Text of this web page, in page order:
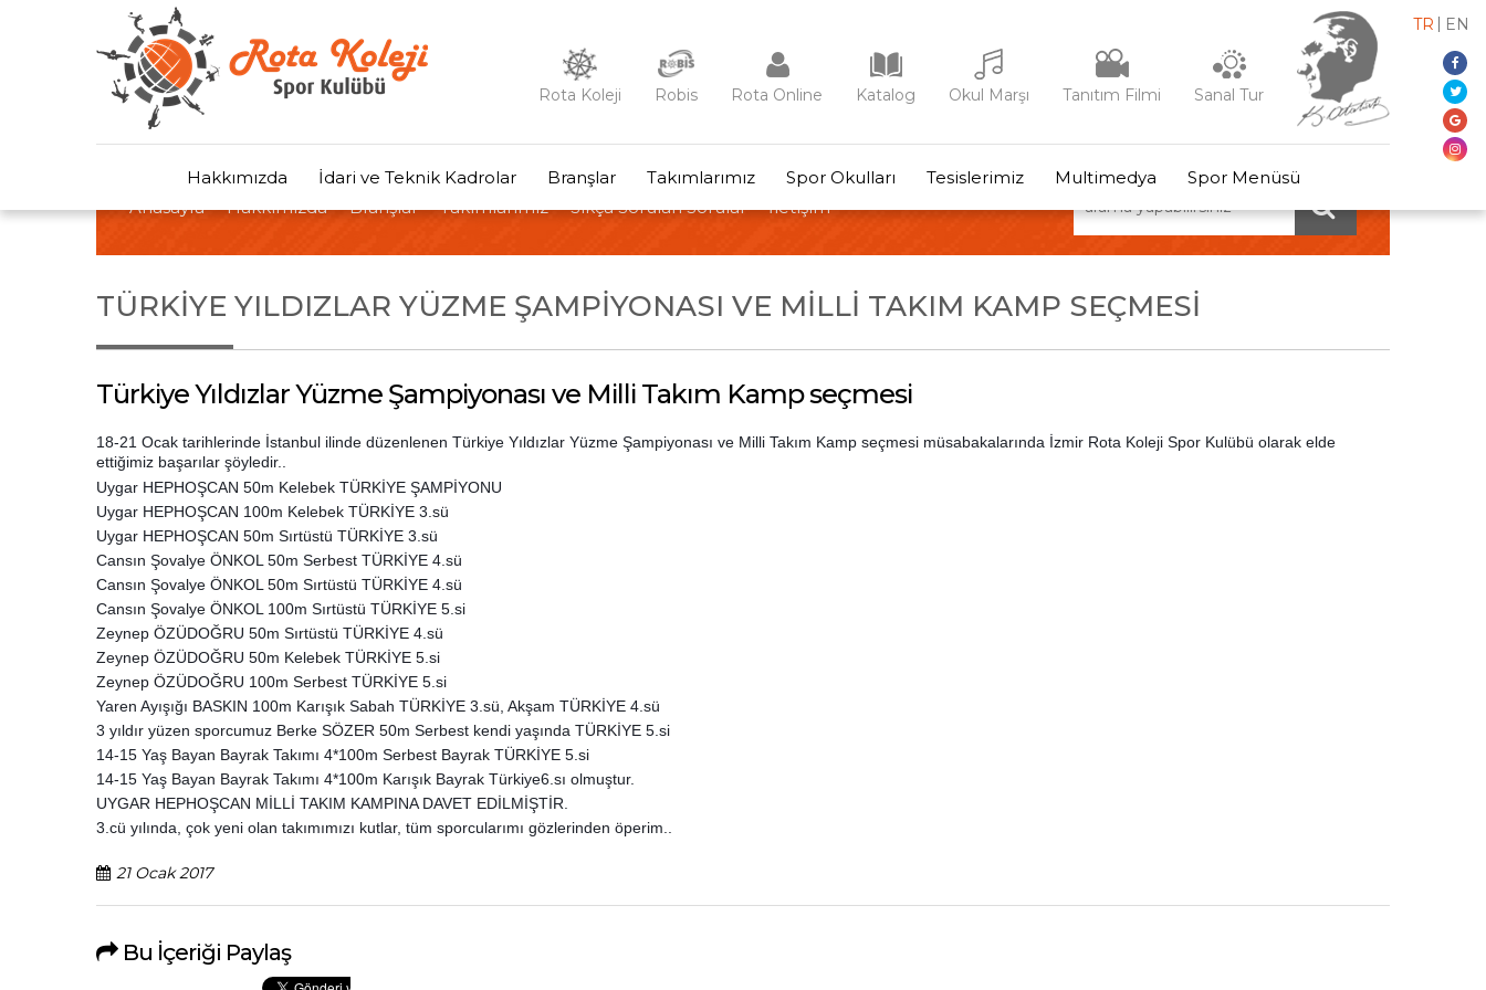
TR EN
Rota Koleji Robis Rota Online Katalog Okul Marşı Tanıtım Filmi Sanal Tur
Hakkımızda İdari ve Teknik Kadrolar Branşlar Takımlarımız Spor Okulları Tesislerimiz Multimedya
Spor Menüsü
Anasayfa
Hakkımızda Branşlar Takımlarımız Sıkça Sorulan Sorular İletişim
TÜRKIYE YILDIZLAR YÜZME ŞAMPIYONASI VE MILLI TAKIM KAMP SEÇMESI
Türkiye Yıldızlar Yüzme Şampiyonası ve Milli Takım Kamp seçmesi
18-21 Ocak tarihlerinde İstanbul ilinde düzenlenen Türkiye Yıldızlar Yüzme Şampiyonası ve Milli Takım Kamp seçmesi müsabakalarında İzmir Rota Koleji Spor Kulübü olarak elde
ettiğimiz başarılar şöyledir..
Uygar HEPHOŞCAN 50m Kelebek TÜRKİYE ŞAMPİYONU
Uygar HEPHOŞCAN 100m Kelebek TÜRKİYE 3.sü
Uygar HEPHOŞCAN 50m Sırtüstü TÜRKİYE 3.sü
Cansın Şovalye ÖNKOL 50m Serbest TÜRKİYE 4.sü
Cansın Şovalye ÖNKOL 50m Sırtüstü TÜRKİYE 4.sü
Cansın Şovalye ÖNKOL 100m Sırtüstü TÜRKİYE 5.si
Zeynep ÖZÜDOĞRU 50m Sırtüstü TÜRKİYE 4.sü
Zeynep ÖZÜDOĞRU 50m Kelebek TÜRKİYE 5.si
Zeynep ÖZÜDOĞRU 100m Serbest TÜRKİYE 5.si
Yaren Ayışığı BASKIN 100m Karışık Sabah TÜRKİYE 3.sü, Akşam TÜRKİYE 4.sü
3 yıldır yüzen sporcumuz Berke SÖZER 50m Serbest kendi yaşında TÜRKİYE 5.si
14-15 Yaş Bayan Bayrak Takımı 4*100m Serbest Bayrak TÜRKİYE 5.si
14-15 Yaş Bayan Bayrak Takımı 4*100m Karışık Bayrak Türkiye6.sı olmuştur.
UYGAR HEPHOŞCAN MİLLİ TAKIM KAMPINA DAVET EDİLMİŞTİR.
3.cü yılında, çok yeni olan takımımızı kutlar, tüm sporcularımı gözlerinden öperim..
21 Ocak 2017
Bu İçeriği Paylaş